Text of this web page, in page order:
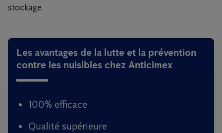
stockage.
Les avantages de la lutte et la prévention
contre les nuisibles chez Anticimex
100% efficace
Qualité supérieure